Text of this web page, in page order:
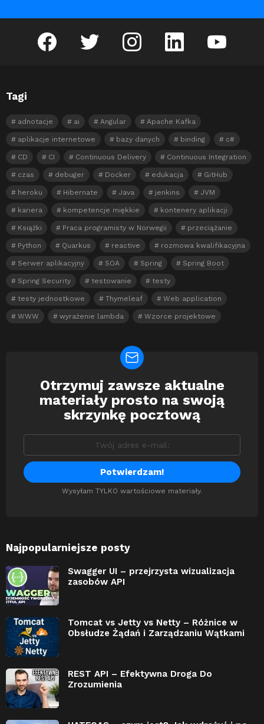
facebook twitter instagram linkedin youtube
Tagi
adnotacje ai Angular Apache Kafka
aplikacje internetowe bazy danych binding c#
CD CI Continuous Delivery Continuous Integration
czas debuger Docker edukacja GitHub
heroku Hibernate Java jenkins JVM
kariera kompetencje miękkie kontenery aplikacji
Książki Praca programisty w Norwegii przeciążanie
Python Quarkus reactive rozmowa kwalifikacyjna
Serwer aplikacyjny SOA Spring Spring Boot
Spring Security testowanie testy
testy jednostkowe Thymeleaf Web application
WWW wyrażenie lambda Wzorce projektowe
Newsletter
Otrzymuj zawsze aktualne
materiały prosto na swoją
skrzynkę pocztową
Wysyłam TYLKO wartościowe materiały.
Najpopularniejsze posty
Swagger UI – przejrzysta wizualizacja
zasobów API
Tomcat vs Jetty vs Netty – Różnice w
Obsłudze Żądań i Zarządzaniu Wątkami
REST API – Efektywna Droga Do
Zrozumienia